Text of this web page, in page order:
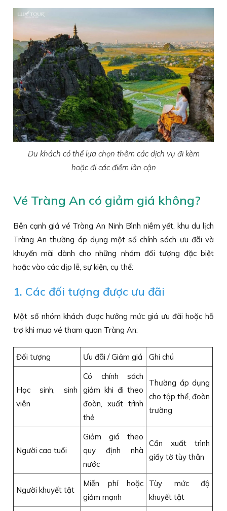
Du khách có thể lựa chọn thêm các dịch vụ đi kèm
hoặc đi các điểm lân cận
Vé Tràng An có giảm giá không?
Bên cạnh giá vé Tràng An Ninh Bình niêm yết, khu du lịch
Tràng An thường áp dụng một số chính sách ưu đãi và
khuyến mãi dành cho những nhóm đối tượng đặc biệt
hoặc vào các dịp lễ, sự kiện, cụ thể:
1. Các đối tượng được ưu đãi
Một số nhóm khách được hưởng mức giá ưu đãi hoặc hỗ
trợ khi mua vé tham quan Tràng An:
Đối tượng Ưu đãi / Giảm giá Ghi chú
Học sinh, sinh
viên
Có chính sách
giảm khi đi theo
đoàn, xuất trình
thẻ
Thường áp dụng
cho tập thể, đoàn
trường
Người cao tuổi
Giảm giá theo
quy định nhà
nước
Cần xuất trình
giấy tờ tùy thân
Người khuyết tật
Miễn phí hoặc
giảm mạnh
Tùy mức độ
khuyết tật